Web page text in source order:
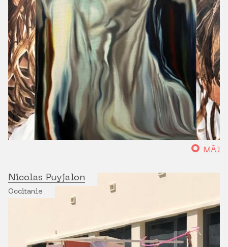
MÀJ
Nicolas Puyjalon
Occitanie